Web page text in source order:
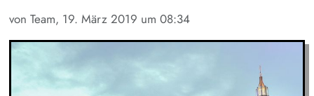
von Team, 19. März 2019 um 08:34